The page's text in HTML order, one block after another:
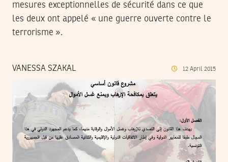
mesures exceptionnelles de sécurité dans ce que
les deux ont appelé « une guerre ouverte contre le
terrorisme ».
VANESSA SZAKAL 12 April 2015